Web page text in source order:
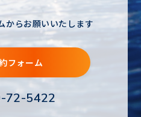
からお願いいたします
フォーム
72-5422